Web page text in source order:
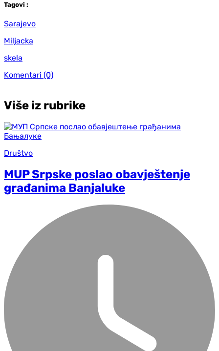
Tagovi :
Sarajevo
Miljacka
skela
Komentari (0)
Više iz rubrike
Društvo
MUP Srpske poslao obavještenje
građanima Banjaluke